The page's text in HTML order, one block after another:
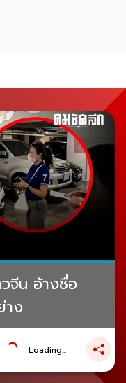
จีน อ้างชื่อ
าง
Loading...